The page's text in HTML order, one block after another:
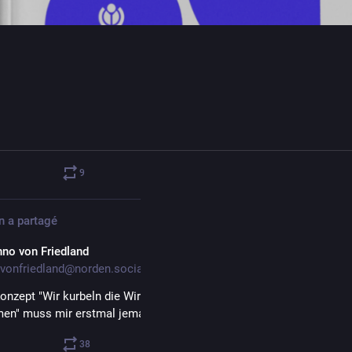
9
a partagé
von Friedland
"Wir kurbeln die Wirtschaft an, indem wir den Menschen
muss mir erstmal jemand erklären..
38